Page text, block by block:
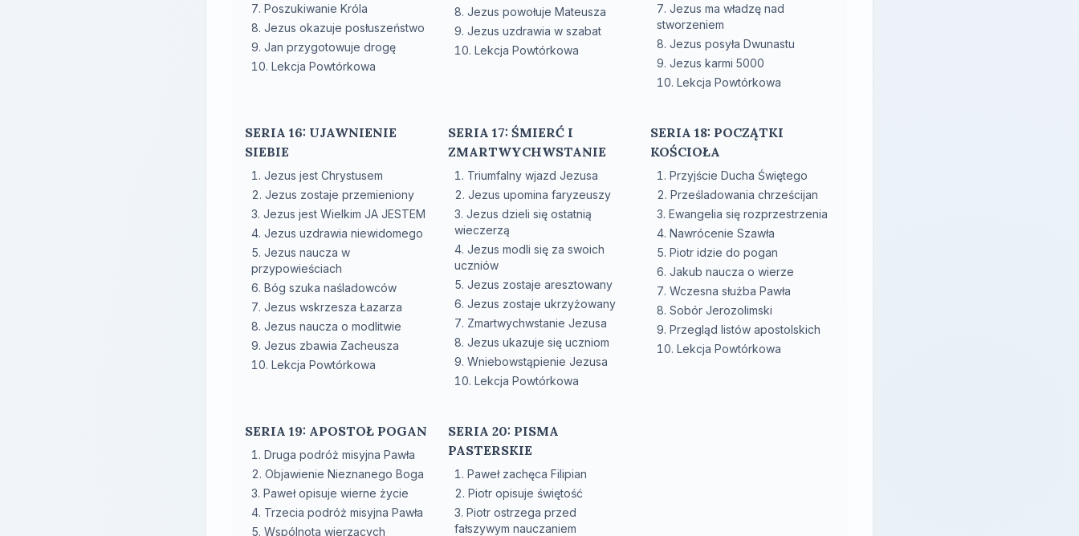
Poszukiwanie Króla
Jezus okazuje posłuszeństwo
Jan przygotowuje drogę
Lekcja Powtórkowa
Jezus powołuje Mateusza
Jezus uzdrawia w szabat
Lekcja Powtórkowa
Jezus ma władzę nad
stworzeniem
Jezus posyła Dwunastu
Jezus karmi 5000
Lekcja Powtórkowa
SERIA 16: UJAWNIENIE
SIEBIE
Jezus jest Chrystusem
Jezus zostaje przemieniony
Jezus jest Wielkim JA JESTEM
Jezus uzdrawia niewidomego
Jezus naucza w
przypowieściach
Bóg szuka naśladowców
Jezus wskrzesza Łazarza
Jezus naucza o modlitwie
Jezus zbawia Zacheusza
Lekcja Powtórkowa
SERIA 17: ŚMIERĆ I
ZMARTWYCHWSTANIE
Triumfalny wjazd Jezusa
Jezus upomina faryzeuszy
Jezus dzieli się ostatnią
wieczerzą
Jezus modli się za swoich
uczniów
Jezus zostaje aresztowany
Jezus zostaje ukrzyżowany
Zmartwychwstanie Jezusa
Jezus ukazuje się uczniom
Wniebowstąpienie Jezusa
Lekcja Powtórkowa
SERIA 18: POCZĄTKI
KOŚCIOŁA
Przyjście Ducha Świętego
Prześladowania chrześcijan
Ewangelia się rozprzestrzenia
Nawrócenie Szawła
Piotr idzie do pogan
Jakub naucza o wierze
Wczesna służba Pawła
Sobór Jerozolimski
Przegląd listów apostolskich
Lekcja Powtórkowa
SERIA 19: APOSTOŁ POGAN
Druga podróż misyjna Pawła
Objawienie Nieznanego Boga
Paweł opisuje wierne życie
Trzecia podróż misyjna Pawła
Wspólnota wierzących
SERIA 20: PISMA
PASTERSKIE
Paweł zachęca Filipian
Piotr opisuje świętość
Piotr ostrzega przed
fałszywym nauczaniem